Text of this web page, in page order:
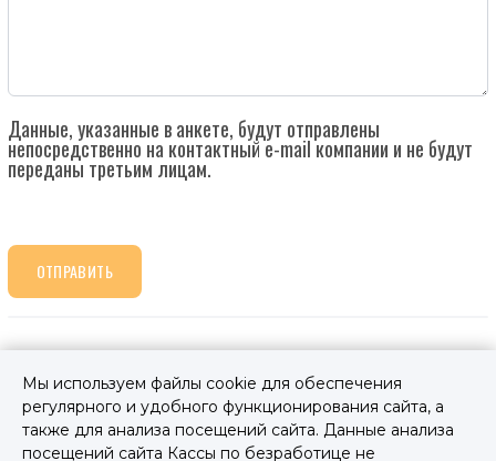
Данные, указанные в анкете, будут отправлены
непосредственно на контактный e-mail компании и не будут
переданы третьим лицам.
ОТПРАВИТЬ
Контакты
Гимназия Тапа Валла
+37255510075
Мы используем файлы cookie для обеспечения
регулярного и удобного функционирования сайта, а
также для анализа посещений сайта. Данные анализа
посещений сайта Кассы по безработице не